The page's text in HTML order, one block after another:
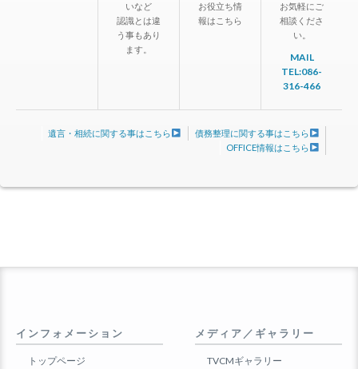
いなど
認識とは違
う事もあり
ます。
お役立ち情
報はこちら
お気軽にご
相談くださ
い。
MAIL
TEL:086-
316-466
債務整理に関する事はこちら
遺言・相続に関する事はこちら
OFFICE情報はこちら
インフォメーション
トップページ
メディア／ギャラリー
TVCMギャラリー